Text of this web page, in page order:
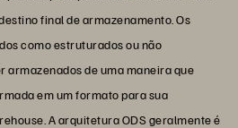
final de armazenamento. Os
como estruturados ou não
armazenados de uma maneira que
em um formato para sua
A arquitetura ODS geralmente é